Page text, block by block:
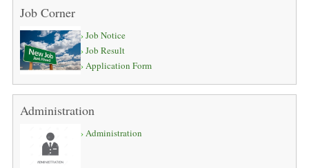
Job Corner
Job Notice
Job Result
Application Form
Administration
Administration